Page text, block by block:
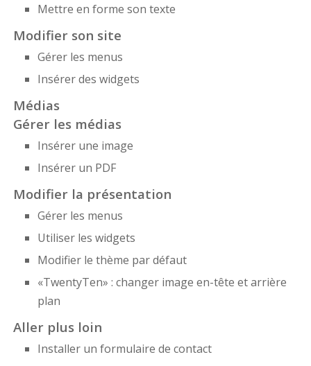
Mettre en forme son texte
Modifier son site
Gérer les menus
Insérer des widgets
Médias
Gérer les médias
Insérer une image
Insérer un PDF
Modifier la présentation
Gérer les menus
Utiliser les widgets
Modifier le thème par défaut
«TwentyTen» : changer image en-tête et arrière
plan
Aller plus loin
Installer un formulaire de contact